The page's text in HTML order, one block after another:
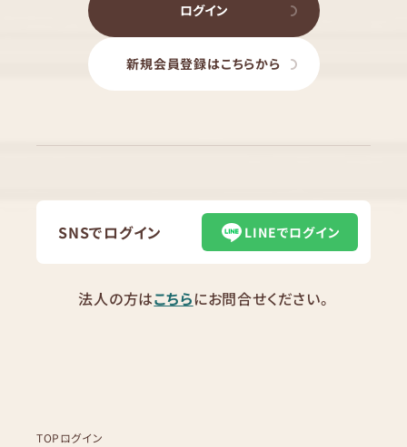
ログイン
新規会員登録はこちらから
SNSでログイン LINEでログイン
法人の方はこちらにお問合せください。
TOPログイン